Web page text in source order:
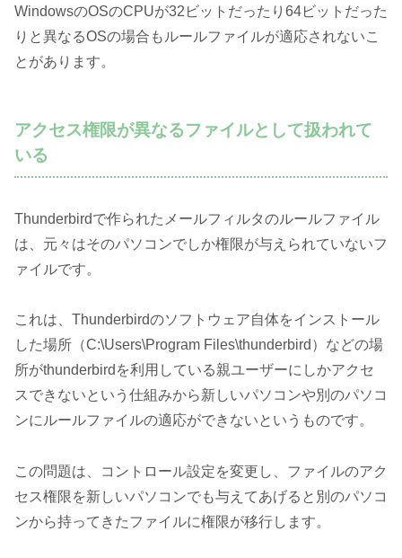
WindowsのOSのCPUが32ビットだったり64ビットだった
りと異なるOSの場合もルールファイルが適応されないこ
とがあります。
アクセス権限が異なるファイルとして扱われて
いる
Thunderbirdで作られたメールフィルタのルールファイル
は、元々はそのパソコンでしか権限が与えられていないフ
ァイルです。
これは、Thunderbirdのソフトウェア自体をインストール
した場所（C:\Users\Program Files\thunderbird）などの場
所がthunderbirdを利用している親ユーザーにしかアクセ
スできないという仕組みから新しいパソコンや別のパソコ
ンにルールファイルの適応ができないというものです。
この問題は、コントロール設定を変更し、ファイルのアク
セス権限を新しいパソコンでも与えてあげると別のパソコ
ンから持ってきたファイルに権限が移行します。